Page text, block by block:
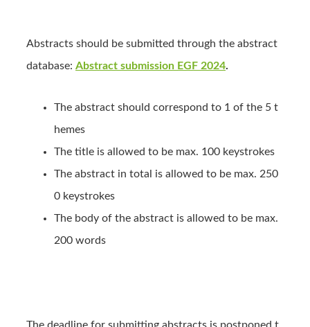
Abstracts should be submitted through the abstract
database: Abstract submission EGF 2024.
The abstract should correspond to 1 of the 5 t
hemes
The title is allowed to be max. 100 keystrokes
The abstract in total is allowed to be max. 250
0 keystrokes
The body of the abstract is allowed to be max.
200 words